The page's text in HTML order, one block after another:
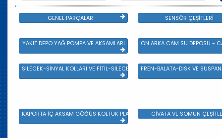
GENEL PARÇALAR SENSÖR ÇEŞİTLERİ
YAKIT DEPO YAĞ POMPA VE AKSAMLARI ÖN ARKA CAM SU DEPOSU -
SİLECEK-SİNYAL KOLLARI VE FİTİL-SİLECEK ÇEŞİTLERİFREN-BALATA-DİSK VE
KAPORTA İÇ AKSAM GÖĞÜS KOLTUK PLASTİK VE SAC AKSAM
CİVATA VE SOMUN